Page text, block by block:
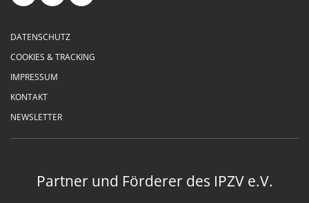
DATENSCHUTZ
COOKIES & TRACKING
IMPRESSUM
KONTAKT
NEWSLETTER
Partner und Förderer des IPZV e.V.